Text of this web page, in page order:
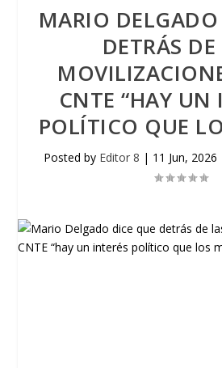
MARIO
DETRÁS
CNTE “HAY UN
POLÍTICO QUE
Posted by Editor 8 | 11 Jun, 2026